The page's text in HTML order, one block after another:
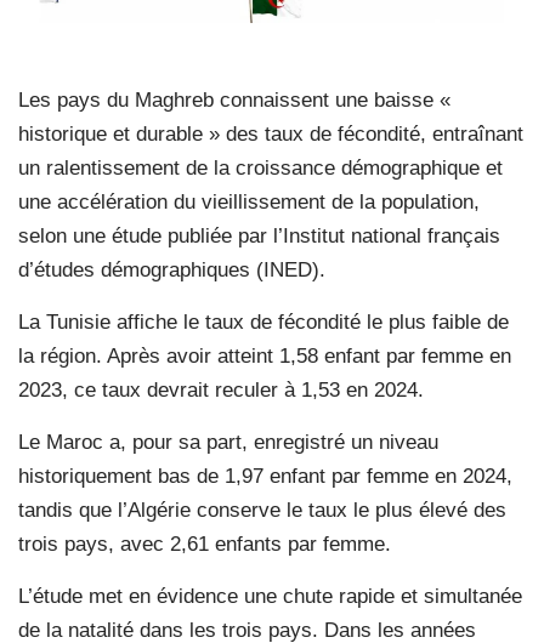
Les pays du Maghreb connaissent une baisse «
historique et durable » des taux de fécondité, entraînant
un ralentissement de la croissance démographique et
une accélération du vieillissement de la population,
selon une étude publiée par l’Institut national français
d’études démographiques (INED).
La Tunisie affiche le taux de fécondité le plus faible de
la région. Après avoir atteint 1,58 enfant par femme en
2023, ce taux devrait reculer à 1,53 en 2024.
Le Maroc a, pour sa part, enregistré un niveau
historiquement bas de 1,97 enfant par femme en 2024,
tandis que l’Algérie conserve le taux le plus élevé des
trois pays, avec 2,61 enfants par femme.
L’étude met en évidence une chute rapide et simultanée
de la natalité dans les trois pays. Dans les années